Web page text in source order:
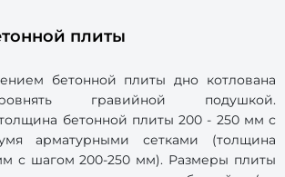
плиты
бетонной плиты дно котлована
гравийной подушкой.
бетонной плиты 200 - 250 мм с
арматурными сетками (толщина
с шагом 200-250 мм). Размеры плиты